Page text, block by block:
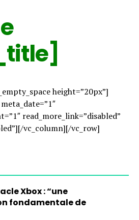
height=”20px”]
read_more_link=”disabled”
vc_column][/vc_row]
Xbox : “une
fondamentale de